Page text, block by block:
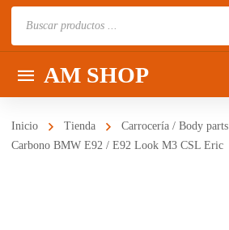
AM SHOP
Inicio Tienda Carrocería / Body parts
Carbono BMW E92 / E92 Look M3 CSL Eric